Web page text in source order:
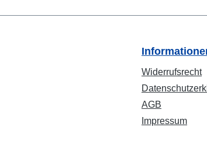
Widerrufsrecht
AGB
Impressum